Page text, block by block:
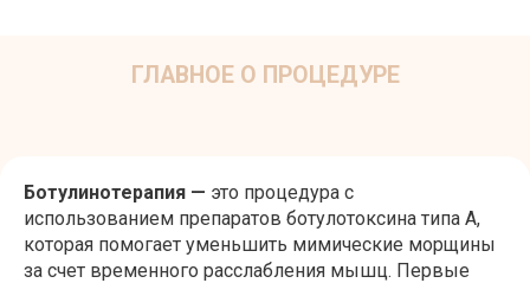
Ботулинотерапия — это процедура с
использованием препаратов ботулотоксина типа А,
которая помогает уменьшить мимические морщины
за счет временного расслабления мышц. Первые